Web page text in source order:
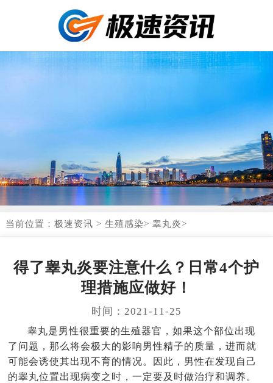
当前位置： 极速资讯 > 生殖感染> 睾丸炎>
得了睾丸炎要注意什么？日常4个护
理措施应做好！
时间：2021-11-25
睾丸是男性很重要的生殖器官，如果这个部位出现
了问题，那么将会极大的影响男性精子的质量，进而就
可能会诱使其出现不育的情况。因此，男性在发现自己
的睾丸位置出现病变之时，一定要及时做治疗和调养。